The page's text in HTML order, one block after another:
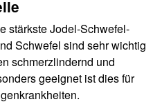
stärkste Jodel-Schwefel-
Schwefel sind sehr wichtig
schmerzlindernd und
geeignet ist dies für